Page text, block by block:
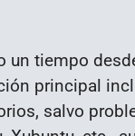
un tiempo
principal
salvo